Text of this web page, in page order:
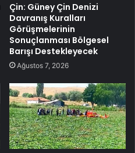
Çin: Güney Çin Denizi
Davranış Kuralları
Görüşmelerinin
Sonuçlanması Bölgesel
Barışı Destekleyecek
Ağustos 7, 2026